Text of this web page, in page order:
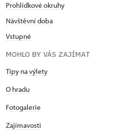
Prohlídkové okruhy
Návštěvní doba
Vstupné
MOHLO BY VÁS ZAJÍMAT
Tipy na výlety
O hradu
Fotogalerie
Zajímavosti